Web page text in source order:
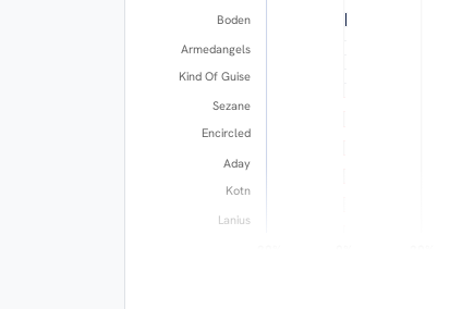
Boden
Armedangels
Kind Of Guise
Sezane
Encircled
Aday
Kotn
Lanius